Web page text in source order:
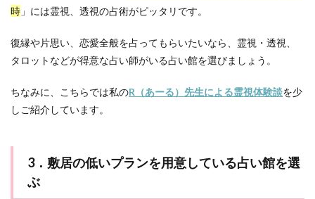
時 」には霊視、透視の占術がピッタリです。
復縁や片思い、恋愛全般を占ってもらいたいなら、霊視・透視、
タロットなどが得意な占い師がいる占い館を選びましょう。
ちなみに、こちらでは私のR（あーる）先生による霊視体験談を少
しご紹介しています。
3．敷居の低いプランを用意している占い館を選
ぶ